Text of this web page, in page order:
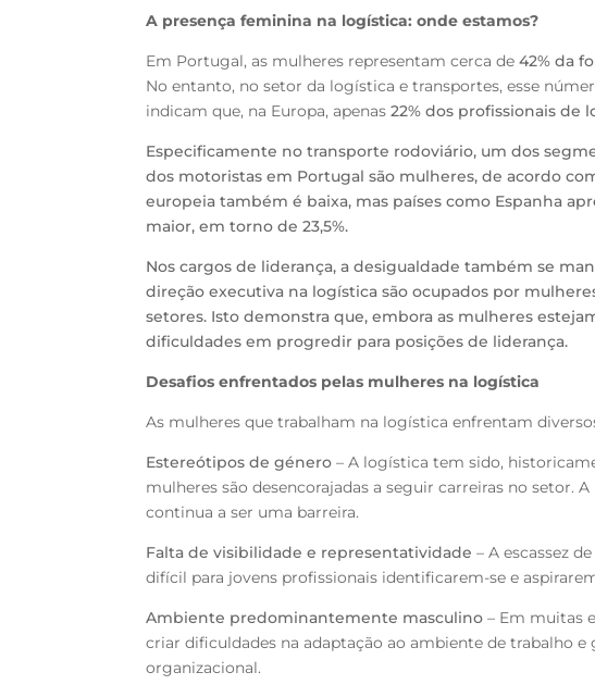
A presença feminina na logística: onde estamos?
Em Portugal, as mulheres representam cerca de42% da
No entanto, no setor da logística e transportes, esse
indicam que, na Europa, apenas22% dos profissionais de
Especificamente no transporte rodoviário, um dos
dos motoristas em Portugal são mulheres, de acordo
europeia também é baixa, mas países como Espanha
maior, em torno de 23,5%.
Nos cargos de liderança, a desigualdade também se
direção executiva na logística são ocupados por
setores. Isto demonstra que, embora as mulheres
dificuldades em progredir para posições de liderança.
Desafios enfrentados pelas mulheres na logística
As mulheres que trabalham na logística enfrentam
Estereótipos de género – A logística tem sido,
mulheres são desencorajadas a seguir carreiras no setor. A
continua a ser uma barreira.
Falta de visibilidade e representatividade – A escassez
difícil para jovens profissionais identificarem-se e
Ambiente predominantemente masculino – Em muitas
criar dificuldades na adaptação ao ambiente de trabalho e
organizacional.